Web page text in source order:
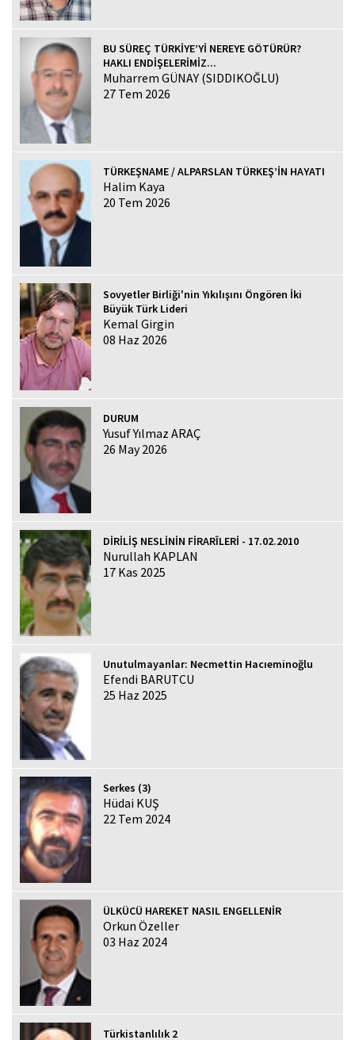
BU SÜREÇ TÜRKİYE’Yİ NEREYE GÖTÜRÜR?
HAKLI ENDİŞELERİMİZ...
Muharrem GÜNAY (SIDDIKOĞLU)
27 Tem 2026
TÜRKEŞNAME / ALPARSLAN TÜRKEŞ’İN HAYATI
Halim Kaya
20 Tem 2026
Sovyetler Birliği'nin Yıkılışını Öngören İki
Büyük Türk Lideri
Kemal Girgin
08 Haz 2026
DURUM
Yusuf Yılmaz ARAÇ
26 May 2026
DİRİLİŞ NESLİNİN FİRARÎLERİ - 17.02.2010
Nurullah KAPLAN
17 Kas 2025
Unutulmayanlar: Necmettin Hacıeminoğlu
Efendi BARUTCU
25 Haz 2025
Serkes (3)
Hüdai KUŞ
22 Tem 2024
ÜLKÜCÜ HAREKET NASIL ENGELLENİR
Orkun Özeller
03 Haz 2024
Türkistanlılık 2